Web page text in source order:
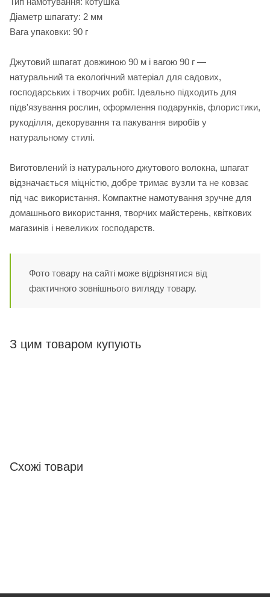
Діаметр шпагату: 2 мм
Вага упаковки: 90 г
Джутовий шпагат довжиною 90 м і вагою 90 г —
натуральний та екологічний матеріал для садових,
господарських і творчих робіт. Ідеально підходить для
підв'язування рослин, оформлення подарунків, флористики,
рукоділля, декорування та пакування виробів у
натуральному стилі.
Виготовлений із натурального джутового волокна, шпагат
відзначається міцністю, добре тримає вузли та не ковзає
під час використання. Компактне намотування зручне для
домашнього використання, творчих майстерень, квіткових
магазинів і невеликих господарств.
Фото товару на сайті може відрізнятися від
фактичного зовнішнього вигляду товару.
З цим товаром купують
Схожі товари